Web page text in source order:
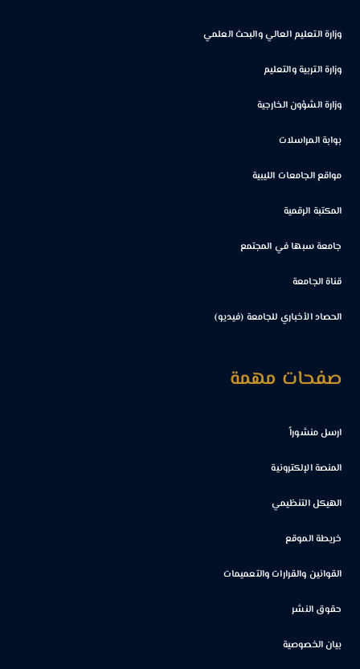
وزارة التعليم العالي والبحث العلمي
وزارة التربية والتعليم
وزارة الشؤون الخارجية
بوابة المراسلات
مواقع الجامعات الليبية
المكتبة الرقمية
جامعة سبها في المجتمع
قناة الجامعة
الحصاد الأخباري للجامعة (فيديو)
صفحات مهمة
ارسل منشوراً
المنصة الإلكترونية
الهيكل التنظيمي
خريطة الموقع
القوانين والقرارات والتعميمات
حقوق النشر
بيان الخصوصية